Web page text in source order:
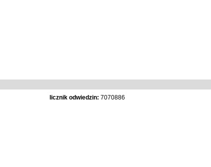
licznik odwiedzin: 7070886